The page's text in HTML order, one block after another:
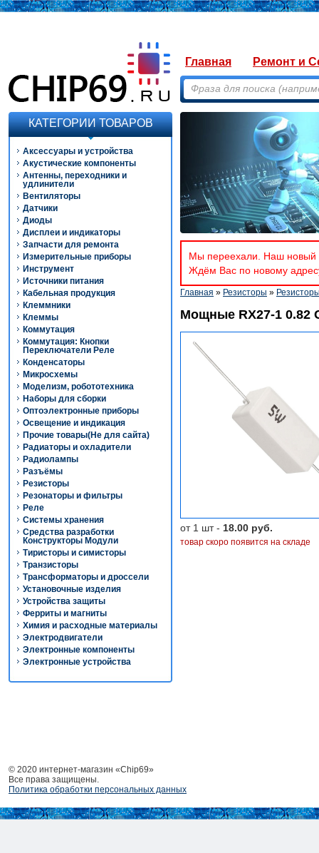
Главная Ремонт и
КАТЕГОРИИ ТОВАРОВ
Аксессуары и устройства
Акустические компоненты
Антенны, переходники и
удлинители
Вентиляторы
Датчики
Диоды
Дисплеи и индикаторы
Запчасти для ремонта
Измерительные приборы
Инструмент
Источники питания
Кабельная продукция
Клеммники
Клеммы
Коммутация
Коммутация: Кнопки
Переключатели Реле
Конденсаторы
Микросхемы
Моделизм, робототехника
Наборы для сборки
Оптоэлектронные приборы
Освещение и индикация
Прочие товары(Не для сайта)
Радиаторы и охладители
Радиолампы
Разъёмы
Резисторы
Резонаторы и фильтры
Реле
Системы хранения
Средства разработки
Конструкторы Модули
Тиристоры и симисторы
Транзисторы
Трансформаторы и дроссели
Установочные изделия
Устройства защиты
Ферриты и магниты
Химия и расходные материалы
Электродвигатели
Электронные компоненты
Электронные устройства
Мы переехали. Наш новый
Ждём Вас по новому
Главная » Резисторы »
Мощные RX27-1 0.82
от 1 шт - 18.00 руб.
товар скоро появится на складе
© 2020 интернет-магазин «Chip69»
Все права защищены.
Политика обработки персональных данных